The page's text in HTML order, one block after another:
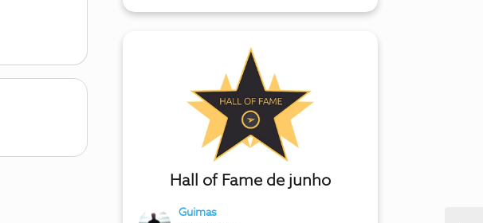
Hall of Fame de junho
Guimas